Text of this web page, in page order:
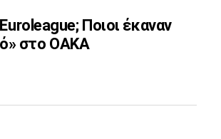
Ποιοι έκαναν
στο ΟΑΚΑ